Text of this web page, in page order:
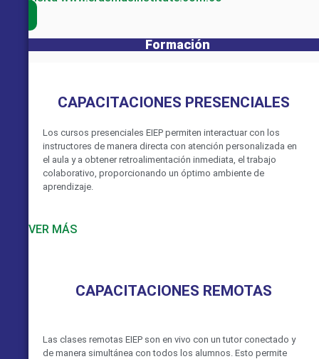
Formación
CAPACITACIONES PRESENCIALES
Los cursos presenciales EIEP permiten interactuar con los
instructores de manera directa con atención personalizada en
el aula y a obtener retroalimentación inmediata, el trabajo
colaborativo, proporcionando un óptimo ambiente de
aprendizaje.
VER MÁS
CAPACITACIONES REMOTAS
Las clases remotas EIEP son en vivo con un tutor conectado y
de manera simultánea con todos los alumnos. Esto permite